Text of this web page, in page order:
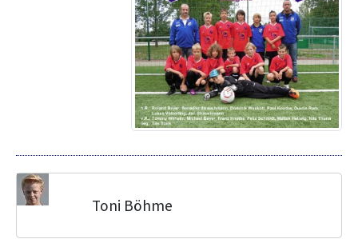
Toni Böhme